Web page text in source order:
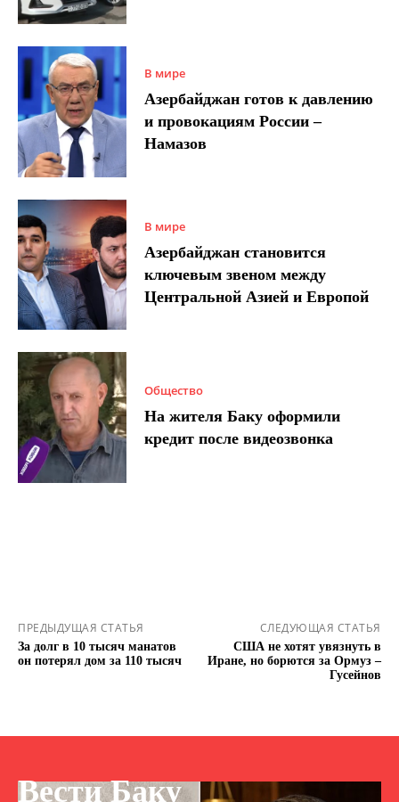
В мире
Азербайджан готов к давлению
и провокациям России –
Намазов
В мире
Азербайджан становится
ключевым звеном между
Центральной Азией и Европой
Общество
На жителя Баку оформили
кредит после видеозвонка
ПРЕДЫДУЩАЯ СТАТЬЯ
За долг в 10 тысяч манатов
он потерял дом за 110 тысяч
СЛЕДУЮЩАЯ СТАТЬЯ
США не хотят увязнуть в
Иране, но борются за Ормуз –
Гусейнов
Вести Баку